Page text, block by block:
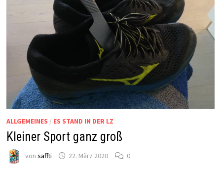
ALLGEMEINES / ES STAND IN DER LZ
Kleiner Sport ganz groß
von saffti 22. März 2020 0